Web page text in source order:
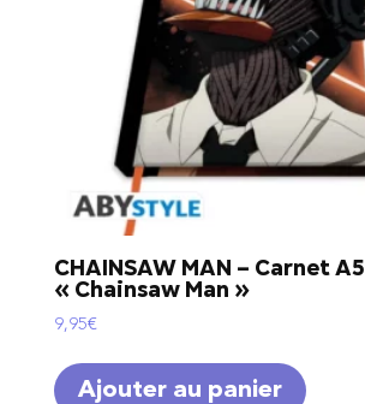
CHAINSAW MAN – Carnet A5
« Chainsaw Man »
9,95€
Ajouter au panier